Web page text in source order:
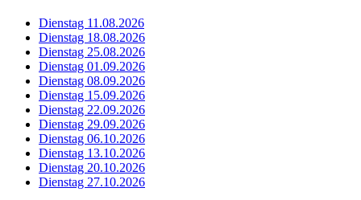
Dienstag 11.08.2026
Dienstag 18.08.2026
Dienstag 25.08.2026
Dienstag 01.09.2026
Dienstag 08.09.2026
Dienstag 15.09.2026
Dienstag 22.09.2026
Dienstag 29.09.2026
Dienstag 06.10.2026
Dienstag 13.10.2026
Dienstag 20.10.2026
Dienstag 27.10.2026